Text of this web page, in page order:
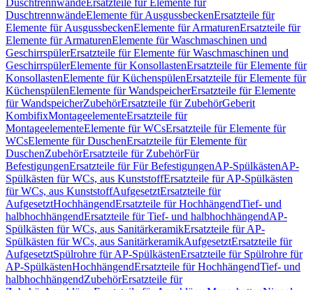
DuschtrennwändeErsatzteile für Elemente für
DuschtrennwändeElemente für AusgussbeckenErsatzteile für
Elemente für AusgussbeckenElemente für ArmaturenErsatzteile für
Elemente für ArmaturenElemente für Waschmaschinen und
GeschirrspülerErsatzteile für Elemente für Waschmaschinen und
GeschirrspülerElemente für KonsollastenErsatzteile für Elemente für
KonsollastenElemente für KüchenspülenErsatzteile für Elemente für
KüchenspülenElemente für WandspeicherErsatzteile für Elemente
für WandspeicherZubehörErsatzteile für ZubehörGeberit
KombifixMontageelementeErsatzteile für
MontageelementeElemente für WCsErsatzteile für Elemente für
WCsElemente für DuschenErsatzteile für Elemente für
DuschenZubehörErsatzteile für ZubehörFür
BefestigungenErsatzteile für Für BefestigungenAP-SpülkästenAP-
Spülkästen für WCs, aus KunststoffErsatzteile für AP-Spülkästen
für WCs, aus KunststoffAufgesetztErsatzteile für
AufgesetztHochhängendErsatzteile für HochhängendTief- und
halbhochhängendErsatzteile für Tief- und halbhochhängendAP-
Spülkästen für WCs, aus SanitärkeramikErsatzteile für AP-
Spülkästen für WCs, aus SanitärkeramikAufgesetztErsatzteile für
AufgesetztSpülrohre für AP-SpülkästenErsatzteile für Spülrohre für
AP-SpülkästenHochhängendErsatzteile für HochhängendTief- und
halbhochhängendZubehörErsatzteile für